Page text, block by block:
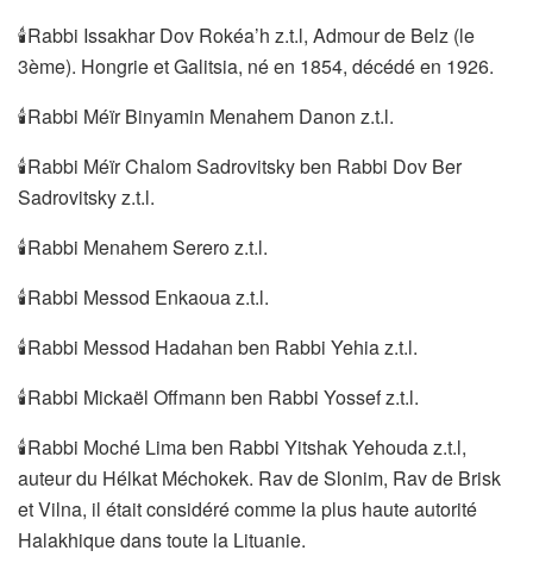
🕯Rabbi Issakhar Dov Rokéa’h z.t.l, Admour de Belz (le
3ème). Hongrie et Galitsia, né en 1854, décédé en 1926.
🕯Rabbi Méïr Binyamin Menahem Danon z.t.l.
🕯Rabbi Méïr Chalom Sadrovitsky ben Rabbi Dov Ber
Sadrovitsky z.t.l.
🕯Rabbi Menahem Serero z.t.l.
🕯Rabbi Messod Enkaoua z.t.l.
🕯Rabbi Messod Hadahan ben Rabbi Yehia z.t.l.
🕯Rabbi Mickaël Offmann ben Rabbi Yossef z.t.l.
🕯Rabbi Moché Lima ben Rabbi Yitshak Yehouda z.t.l,
auteur du Hélkat Méchokek. Rav de Slonim, Rav de Brisk
et Vilna, il était considéré comme la plus haute autorité
Halakhique dans toute la Lituanie.